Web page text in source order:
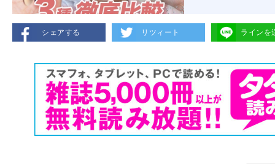
シェアする リツィート ラインを